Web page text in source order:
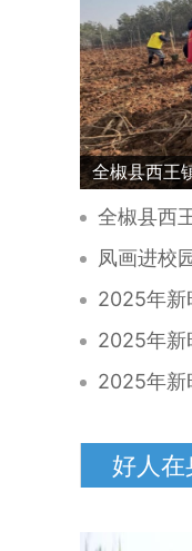
全椒县西王
全椒县西
凤画进校园
2025年新
2025年新
2025年新
好人在